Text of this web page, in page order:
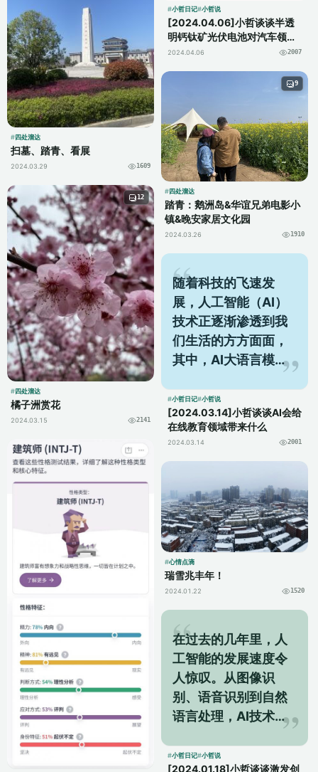
10月的《先进能源材
料》（Advanced
Energy Materials）
小哲日记 小哲说
[2024.04.06]小哲谈谈半透
明钙钛矿光伏电池对汽车领域
的未来畅想
2024.04.06 2007
四处溜达
扫墓、踏青、看展
2024.03.29 1609
9
四处溜达
踏青：鹅洲岛&华谊兄弟电影小
镇&晚安家居文化园
2024.03.26 1910
12
四处溜达
橘子洲赏花
2024.03.15 2141
随着科技的飞速发
展，人工智能（AI）
技术正逐渐渗透到我
们生活的方方面面，
其中，AI大语言模型
工智能领域的几个重
要分支，其在在线教
育领域的应用前景日
小哲日记 小哲说
[2024.03.14]小哲谈谈AI会给
在线教育领域带来什么
2024.03.14 2001
心情点滴
瑞雪兆丰年！
2024.01.22 1520
在过去的几年里，人
工智能的发展速度令
人惊叹。从图像识
别、语音识别到自然
语言处理，AI技术在
人瞩目的成就。而现
小哲日记 小哲说
[2024.01.18]小哲谈谈激发创